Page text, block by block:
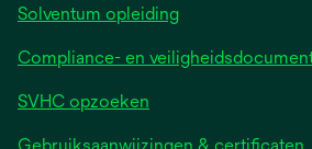
Solventum opleiding
Compliance- en
SVHC opzoeken